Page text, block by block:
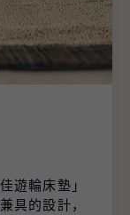
遊輪床墊」
具的設計，